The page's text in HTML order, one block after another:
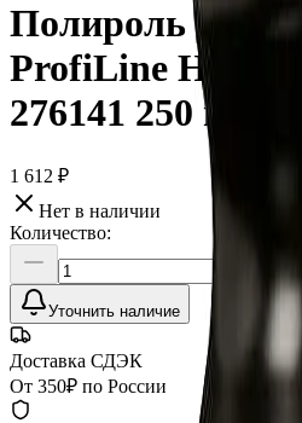
Полироль для
ProfiLine
276141 250 мл
1 612 ₽
Нет в наличии
Количество:
Уточнить наличие
Доставка СДЭК
От 350₽ по России